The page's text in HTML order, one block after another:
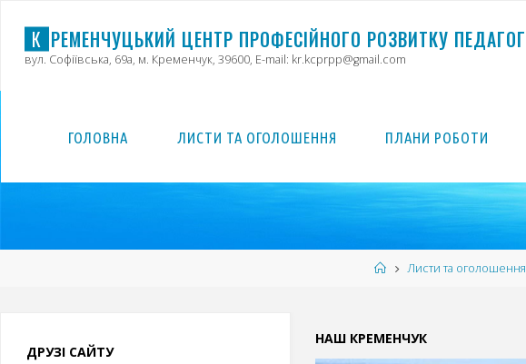
content
К РЕМЕНЧУЦЬКИЙ ЦЕНТР ПРОФЕСІЙНОГО РОЗВИТКУ ПЕДАГОГ
вул. Софіївська, 69а, м. Кременчук, 39600, E-mail: kr.kcprpp@gmail.com
ГОЛОВНА ЛИСТИ ТА ОГОЛОШЕННЯ ПЛАНИ РОБОТИ
HomeЛисти та оголошення
НАШ КРЕМЕНЧУК
ДРУЗІ САЙТУ